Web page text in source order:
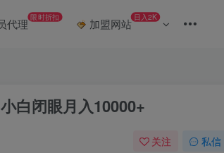
代理 限时折扣 加盟网站 日入2K
白闭眼月入10000+
关注 私信